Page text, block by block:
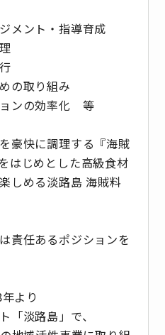
メント・指導育成
の取り組み
ンの効率化 等
豪快に調理する『海賊
はじめとした高級食材
しめる淡路島 海賊料
責任あるポジションを
より
「淡路島」で、